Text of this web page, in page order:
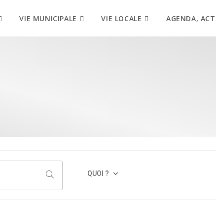
VIE MUNICIPALE VIE LOCALE AGENDA,
QUOI ?